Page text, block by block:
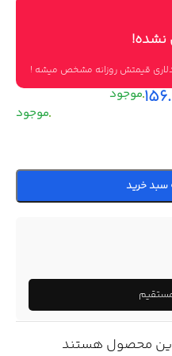
نشده!
دلاری قیمتش روزانه مشخص میشه !
سبد خرید
این محصول هستند